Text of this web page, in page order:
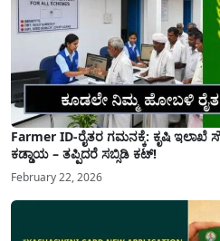
Farmer ID-ರೈತರ ಗಮನಕ್ಕೆ: ಕೃಷಿ
ಕಡ್ಡಾಯ – ತಪ್ಪಿದರೆ ಸಬ್ಸಿಡಿ ಕಟ್!
February 22, 2026